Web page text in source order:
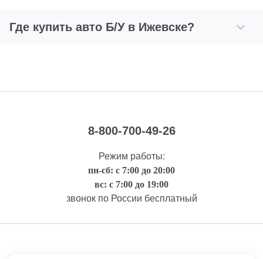
Где купить авто Б/У в Ижевске?
8-800-700-49-26
Режим работы:
пн-сб: с 7:00 до 20:00
вс: с 7:00 до 19:00
звонок по России бесплатный